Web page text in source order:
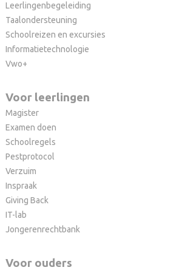
Leerlingenbegeleiding
Taalondersteuning
Schoolreizen en excursies
Informatietechnologie
Vwo+
Voor leerlingen
Magister
Examen doen
Schoolregels
Pestprotocol
Verzuim
Inspraak
Giving Back
IT-lab
Jongerenrechtbank
Voor ouders